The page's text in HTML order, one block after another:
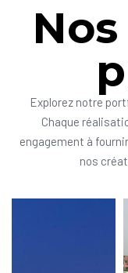
Explorez notre
Chaque
engagement à
nos